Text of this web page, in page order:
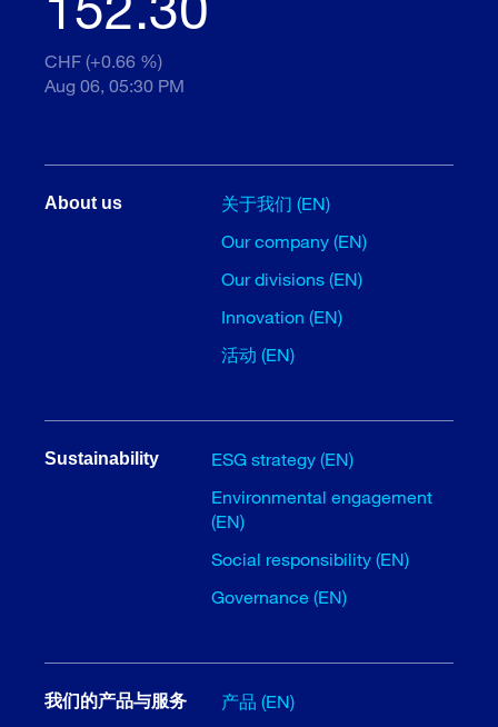
CHF (+0.66 %)
Aug 06, 05:30 PM
About us
关于我们 (EN)
Our company (EN)
Our divisions (EN)
Innovation (EN)
活动 (EN)
Sustainability
ESG strategy (EN)
Environmental engagement
(EN)
Social responsibility (EN)
Governance (EN)
我们的产品与服务
产品 (EN)